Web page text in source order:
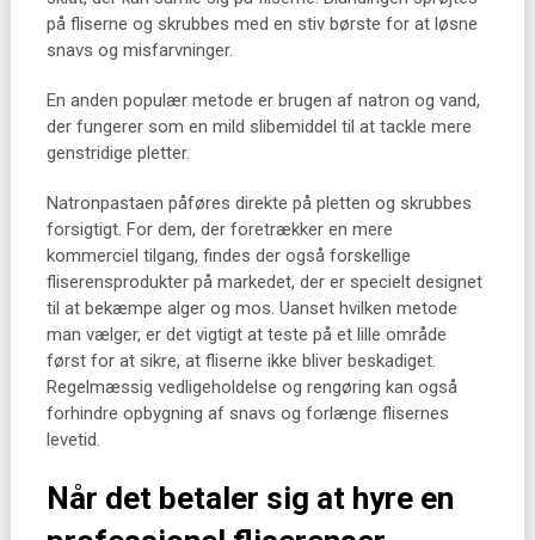
på fliserne og skrubbes med en stiv børste for at løsne
snavs og misfarvninger.
En anden populær metode er brugen af natron og vand,
der fungerer som en mild slibemiddel til at tackle mere
genstridige pletter.
Natronpastaen påføres direkte på pletten og skrubbes
forsigtigt. For dem, der foretrækker en mere
kommerciel tilgang, findes der også forskellige
fliserensprodukter på markedet, der er specielt designet
til at bekæmpe alger og mos. Uanset hvilken metode
man vælger, er det vigtigt at teste på et lille område
først for at sikre, at fliserne ikke bliver beskadiget.
Regelmæssig vedligeholdelse og rengøring kan også
forhindre opbygning af snavs og forlænge flisernes
levetid.
Når det betaler sig at hyre en